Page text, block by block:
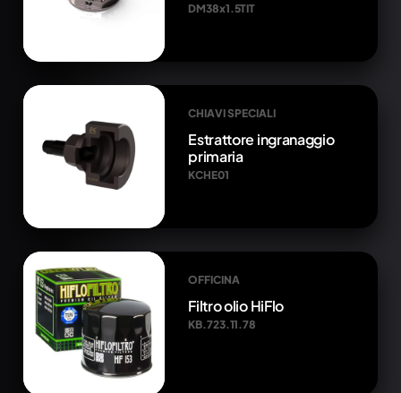
DM38x1.5TIT
CHIAVI SPECIALI
Estrattore ingranaggio
primaria
KCHE01
OFFICINA
Filtro olio HiFlo
KB.723.11.78